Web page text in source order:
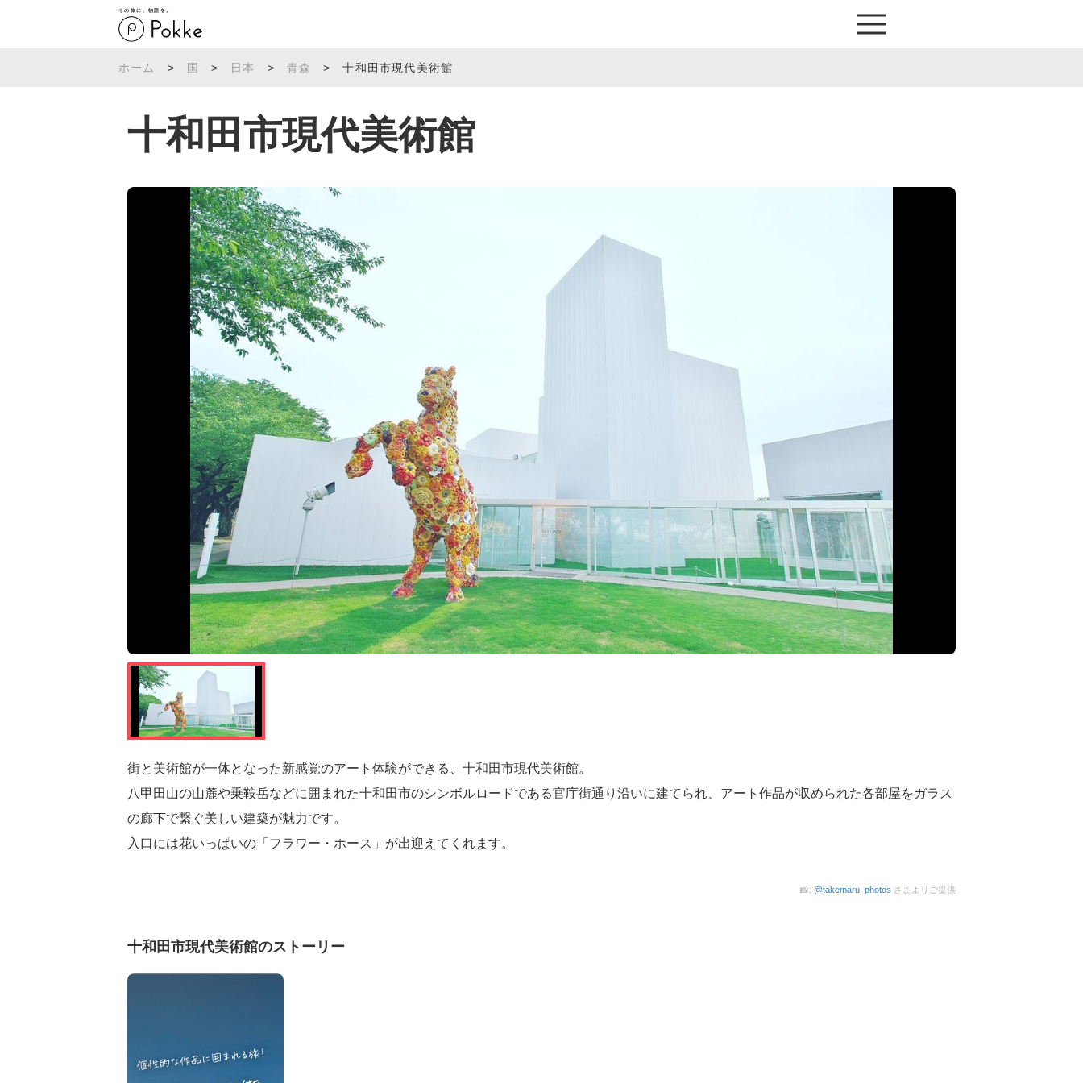
その旅に、物語を。
ホーム > 国 > 日本 > 青森 > 十和田市現代美術館
十和田市現代美術館
街と美術館が一体となった新感覚のアート体験ができる、十和田市現代美術館。
八甲田山の山麓や乗鞍岳などに囲まれた十和田市のシンボルロードである官庁街通り沿いに建てられ、アート作品が収められた各部屋をガラス
の廊下で繋ぐ美しい建築が魅力です。
入口には花いっぱいの「フラワー・ホース」が出迎えてくれます。
📸: @takemaru_photos さまよりご提供
十和田市現代美術館のストーリー